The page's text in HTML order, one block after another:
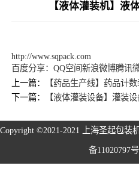
【液体灌装机】液
http://www.sqpack.com
百度分享：QQ空间新浪微博腾讯
上一篇：
【药品生产线】药品计
下一篇：
【液体灌装设备】灌装
Copyright ©2021-2021 上海圣起包装
备11020797
开箱机系列
套标机系列
贴标机系列
旋盖机系列